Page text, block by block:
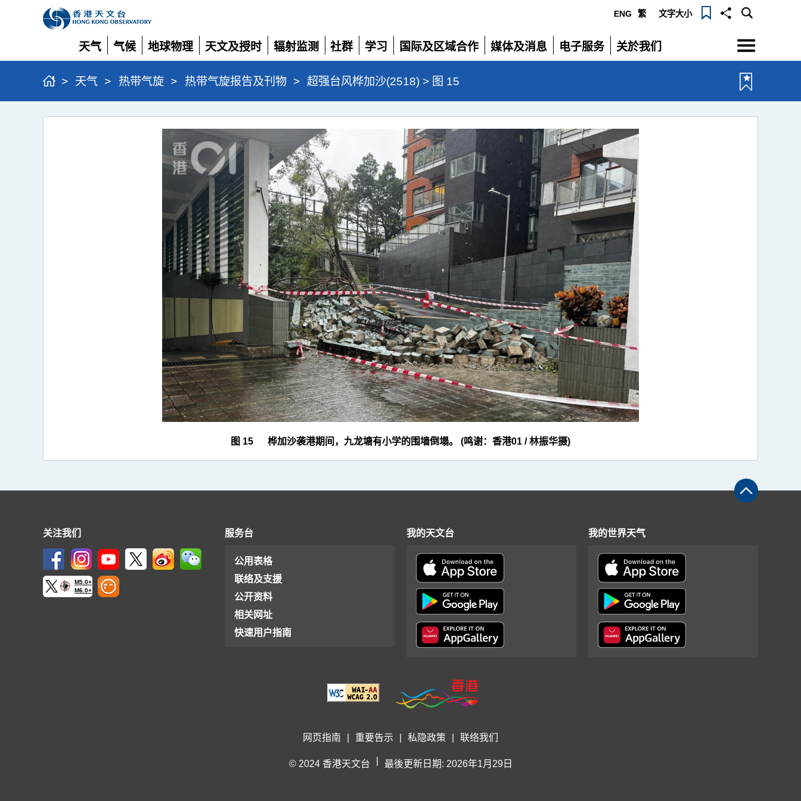
ENG 繁 文字大小
天气
展
开
气候
展
开
地球物理
展
开
天文及授时
展
开
辐射监测
展
开
社群
展
开
学习
展
开
国际及区域合作
展
开
媒体及消息
展
电子服务
展
关於我们
展
选
单
> 天气 > 热带气旋 > 热带气旋报告及刊物 > 超强台风桦加沙(2518) > 图 15
超
图 15 桦加沙袭港期间，九龙塘有小学的围墙倒塌。 (鸣谢：香港01 / 林振华摄)
关注我们
M5.0+
M6.0+
服务台
公用表格
联络及支援
公开资料
相关网址
快速用户指南
我的天文台 我的世界天气
网页指南 重要告示 私隐政策 联络我们
© 2024 香港天文台 最後更新日期: 2026年1月29日